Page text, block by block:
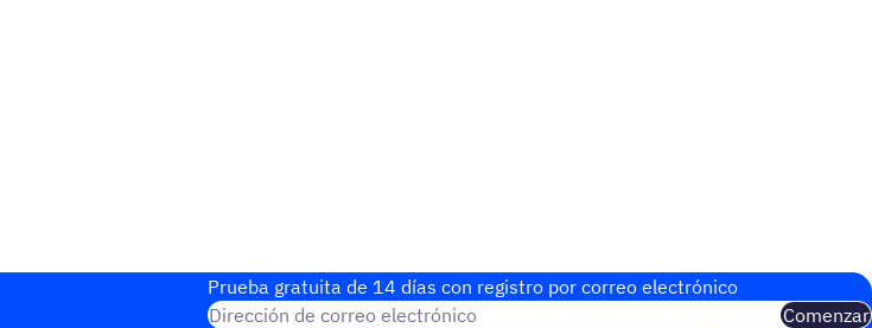
Prueba gratuita de 14 días con regis­tro por correo electrónico
Dirección de correo electrónico
Comenzar